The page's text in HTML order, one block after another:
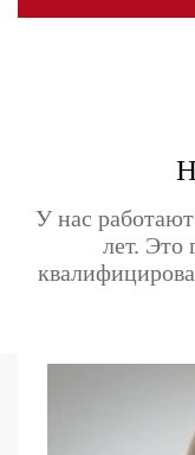
У нас
лет. Это